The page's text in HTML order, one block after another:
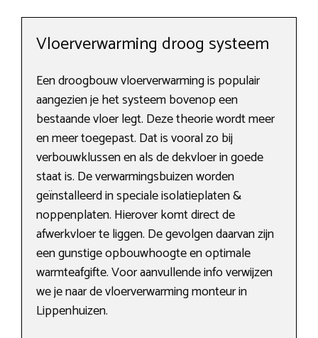
Vloerverwarming droog systeem
Een droogbouw vloerverwarming is populair
aangezien je het systeem bovenop een
bestaande vloer legt. Deze theorie wordt meer
en meer toegepast. Dat is vooral zo bij
verbouwklussen en als de dekvloer in goede
staat is. De verwarmingsbuizen worden
geïnstalleerd in speciale isolatieplaten &
noppenplaten. Hierover komt direct de
afwerkvloer te liggen. De gevolgen daarvan zijn
een gunstige opbouwhoogte en optimale
warmteafgifte. Voor aanvullende info verwijzen
we je naar de vloerverwarming monteur in
Lippenhuizen.